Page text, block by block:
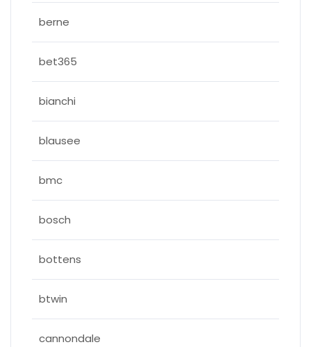
berne
bet365
bianchi
blausee
bmc
bosch
bottens
btwin
cannondale